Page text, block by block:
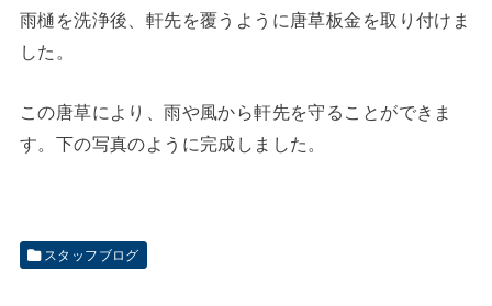
雨樋を洗浄後、軒先を覆うように唐草板金を取り付けま
した。
この唐草により、雨や風から軒先を守ることができま
す。下の写真のように完成しました。
スタッフブログ